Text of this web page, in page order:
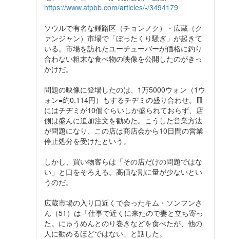
https://www.afpbb.com/articles/-/3494179
ソウルで有名な鍾路区（チョンノク）・広蔵（ク
ァンジャン）市場で「ぼったくり騒ぎ」が起きて
いる。市場を訪れたユーチューバーが価格に釣り
合わない粗末な食べ物の映像を公開したのがきっ
かけだ。
問題の映像に登場したのは、1万5000ウォン（1ウ
ォン=約0.114円）もするチヂミの盛り合わせ。皿
にはチヂミが10個ぐらいしか盛られておらず、店
側は盛んに追加注文を勧めた。こうした営業方法
が問題になり、この店は商店会から10日間の営業
停止処分を受けたという。
しかし、買い物客らは「その店だけの問題ではな
い」と口をそろえる。高価な割に量が少ないとい
うのだ。
広蔵市場の入り口近くで会ったキム・ソンフンさ
ん（51）は「仕事で近くに来たので妻と立ち寄っ
た。にゅうめんとのり巻きなどを食べたが、他の
人に勧めるほどではない」と話した。